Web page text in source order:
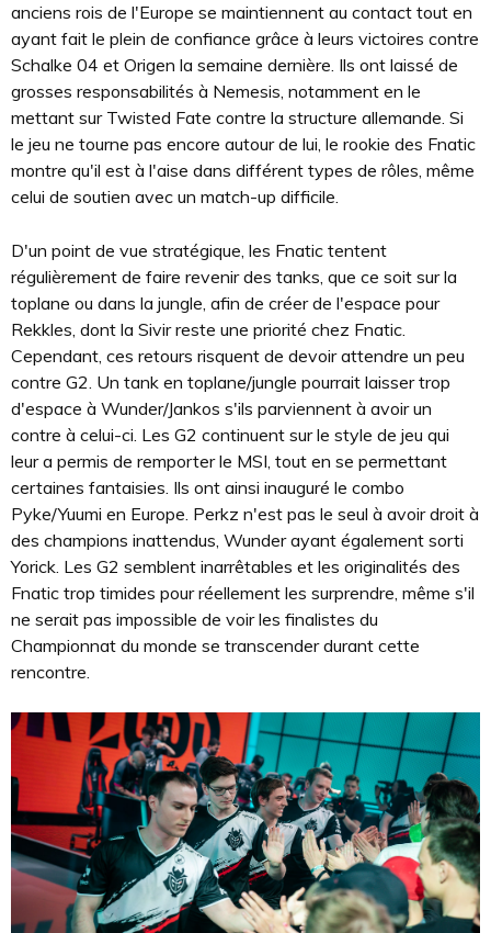
anciens rois de l'Europe se maintiennent au contact tout en
ayant fait le plein de confiance grâce à leurs victoires contre
Schalke 04 et Origen la semaine dernière. Ils ont laissé de
grosses responsabilités à Nemesis, notamment en le
mettant sur Twisted Fate contre la structure allemande. Si
le jeu ne tourne pas encore autour de lui, le rookie des Fnatic
montre qu'il est à l'aise dans différent types de rôles, même
celui de soutien avec un match-up difficile.
D'un point de vue stratégique, les Fnatic tentent
régulièrement de faire revenir des tanks, que ce soit sur la
toplane ou dans la jungle, afin de créer de l'espace pour
Rekkles, dont la Sivir reste une priorité chez Fnatic.
Cependant, ces retours risquent de devoir attendre un peu
contre G2. Un tank en toplane/jungle pourrait laisser trop
d'espace à Wunder/Jankos s'ils parviennent à avoir un
contre à celui-ci. Les G2 continuent sur le style de jeu qui
leur a permis de remporter le MSI, tout en se permettant
certaines fantaisies. Ils ont ainsi inauguré le combo
Pyke/Yuumi en Europe. Perkz n'est pas le seul à avoir droit à
des champions inattendus, Wunder ayant également sorti
Yorick. Les G2 semblent inarrêtables et les originalités des
Fnatic trop timides pour réellement les surprendre, même s'il
ne serait pas impossible de voir les finalistes du
Championnat du monde se transcender durant cette
rencontre.